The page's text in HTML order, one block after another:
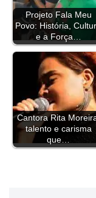
o
o
k
d
s
e
r
Projeto Fala Meu
Povo: História,
e a Força…
Cantora Rita
talento e carisma
que…